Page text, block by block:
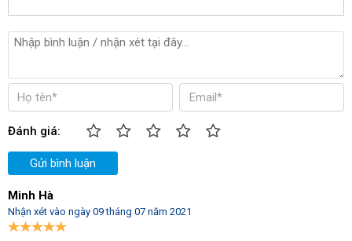
công suất đáng nể là 1300W. Cùng với đó là thùng chứa dung
tích 16 lít sẽ giúp máy đựng được nhiều bụi bẩn hơn trong khi làm
Đánh giá:
Gửi bình luận
Minh Hà
Nhận xét vào ngày 09 tháng 07 năm 2021